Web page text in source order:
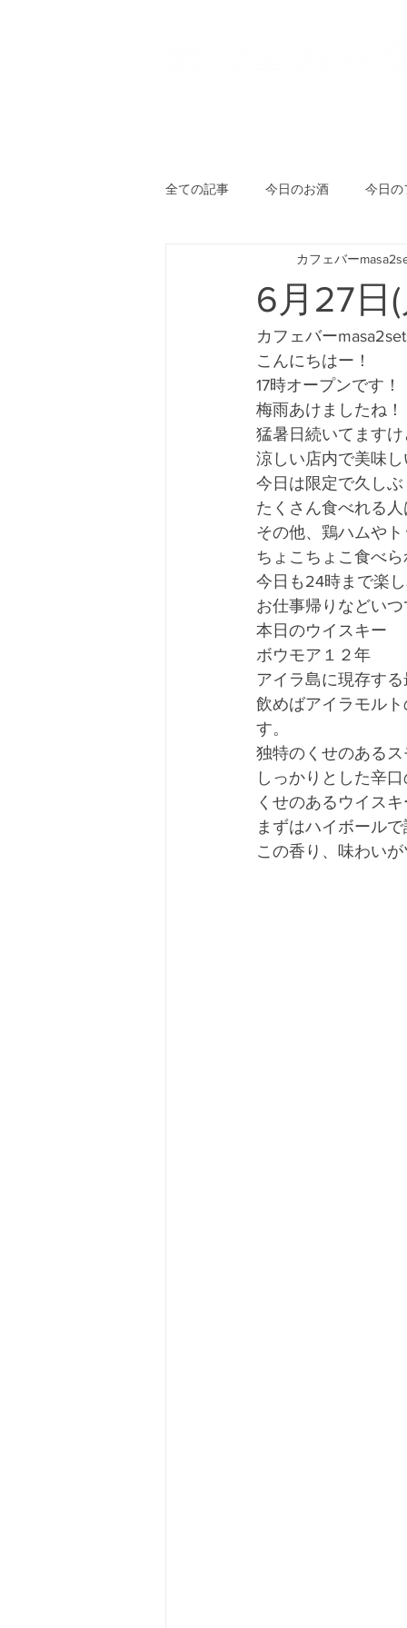
全ての記事 今日のお酒 今日の
6月27日
カフェバー
カフェバー
こんにちはー！
17時オープンです！
梅雨あけましたね！
猛暑日続いてます
涼しい店内で美味
今日は限定で久し
たくさん食べれる
その他、鶏ハムや
ちょこちょこ食べ
今日も24時まで楽
お仕事帰りなどい
本日のウイスキー
ボウモア１２年
アイラ島に現存す
飲めばアイラモル
す。
独特のくせのある
しっかりとした辛
くせのあるウイス
まずはハイボール
この香り、味わい